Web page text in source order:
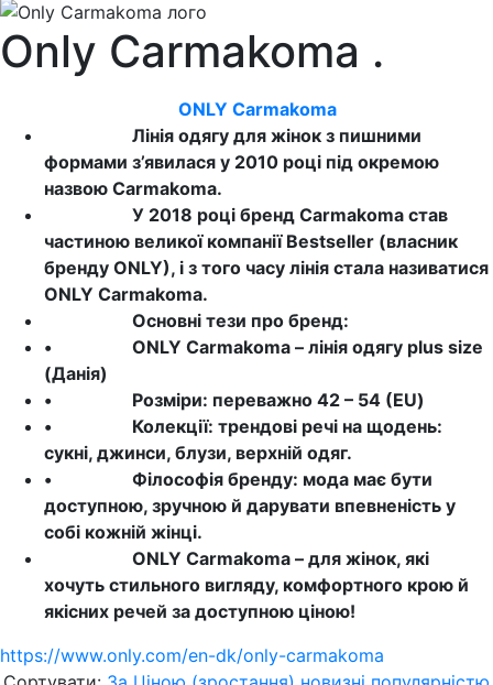
Only Carmakoma .
ONLY Carmakoma
Лінія одягу для жінок з пишними
формами з’явилася у 2010 році під окремою
назвою Carmakoma.
У 2018 році бренд Carmakoma став
частиною великої компанії Bestseller (власник
бренду ONLY), і з того часу лінія стала називатися
ONLY Carmakoma.
Основні тези про бренд:
•
ONLY Carmakoma – лінія одягу plus size
(Данія)
•
Розміри: переважно 42 – 54 (EU)
•
Колекції: трендові речі на щодень:
сукні, джинси, блузи, верхній одяг.
•
Філософія бренду: мода має бути
доступною, зручною й дарувати впевненість у
собі кожній жінці.
ONLY Carmakoma – для жінок, які
хочуть стильного вигляду, комфортного крою й
якісних речей за доступною ціною!
https://www.only.com/en-dk/only-carmakoma